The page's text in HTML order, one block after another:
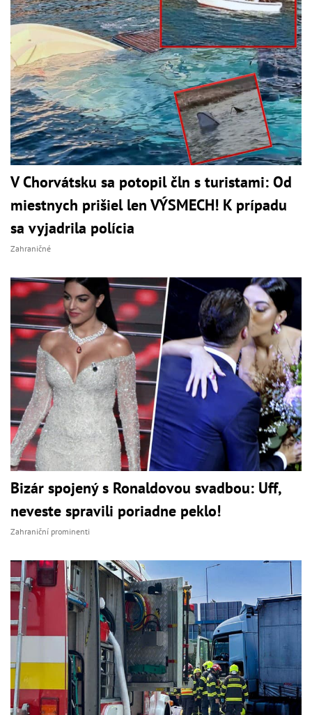
V Chorvátsku sa potopil čln s turistami: Od
miestnych prišiel len VÝSMECH! K prípadu
sa vyjadrila polícia
Zahraničné
Bizár spojený s Ronaldovou svadbou: Uff,
neveste spravili poriadne peklo!
Zahraniční prominenti